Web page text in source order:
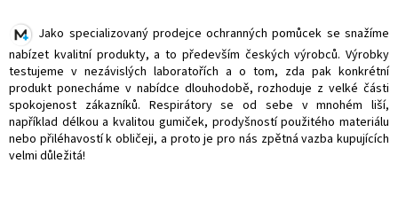
Jako specializovaný prodejce ochranných pomůcek se snažíme
nabízet kvalitní produkty, a to především českých výrobců. Výrobky
testujeme v nezávislých laboratořích a o tom, zda pak konkrétní
produkt ponecháme v nabídce dlouhodobě, rozhoduje z velké části
spokojenost zákazníků. Respirátory se od sebe v mnohém liší,
například délkou a kvalitou gumiček, prodyšností použitého materiálu
nebo přiléhavostí k obličeji, a proto je pro nás zpětná vazba kupujících
velmi důležitá!